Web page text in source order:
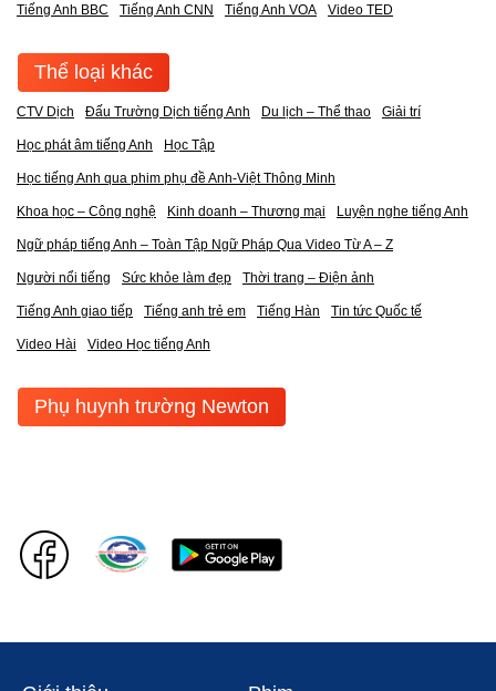
Tiếng Anh BBC Tiếng Anh CNN Tiếng Anh VOA Video TED
Thể loại khác
CTV Dịch Đấu Trường Dịch tiếng Anh Du lịch – Thể thao Giải trí
Học phát âm tiếng Anh Học Tập
Học tiếng Anh qua phim phụ đề Anh-Việt Thông Minh
Khoa học – Công nghệ Kinh doanh – Thương mại Luyện nghe tiếng Anh
Ngữ pháp tiếng Anh – Toàn Tập Ngữ Pháp Qua Video Từ A – Z
Người nổi tiếng Sức khỏe làm đẹp Thời trang – Điện ảnh
Tiếng Anh giao tiếp Tiếng anh trẻ em Tiếng Hàn Tin tức Quốc tế
Video Hài Video Học tiếng Anh
Phụ huynh trường Newton